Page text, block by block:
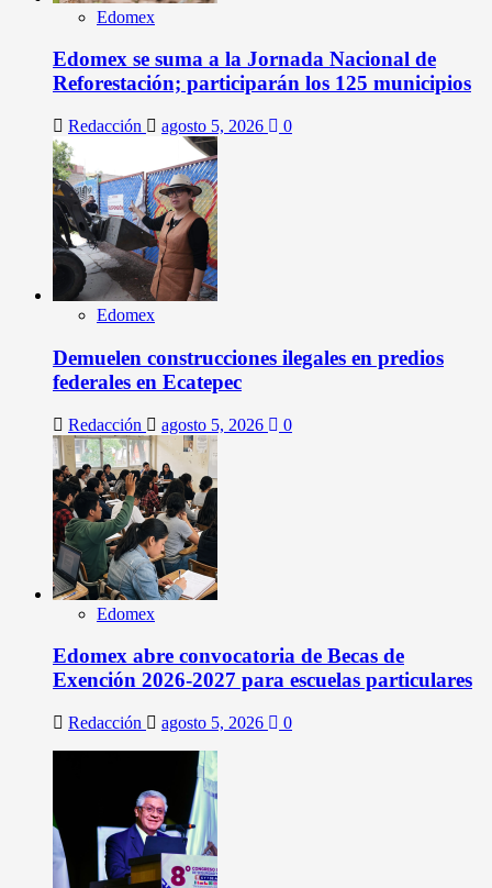
Edomex
Edomex se suma a la Jornada Nacional de
Reforestación; participarán los 125 municipios
Redacción agosto 5, 2026 0
Edomex
Demuelen construcciones ilegales en predios
federales en Ecatepec
Redacción agosto 5, 2026 0
Edomex
Edomex abre convocatoria de Becas de
Exención 2026-2027 para escuelas particulares
Redacción agosto 5, 2026 0